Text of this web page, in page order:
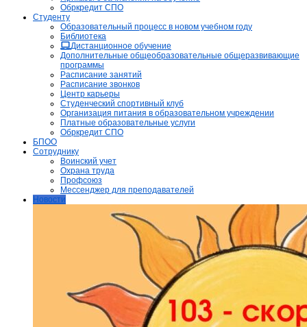
Обркредит СПО
Студенту
Образовательный процесс в новом учебном году
Библиотека
Дистанционное обучение
Дополнительные общеобразовательные общеразвивающие
программы
Расписание занятий
Расписание звонков
Центр карьеры
Студенческий спортивный клуб
Организация питания в образовательном учреждении
Платные образовательные услуги
Обркредит СПО
БПОО
Сотруднику
Воинский учет
Охрана труда
Профсоюз
Мессенджер для преподавателей
Новости